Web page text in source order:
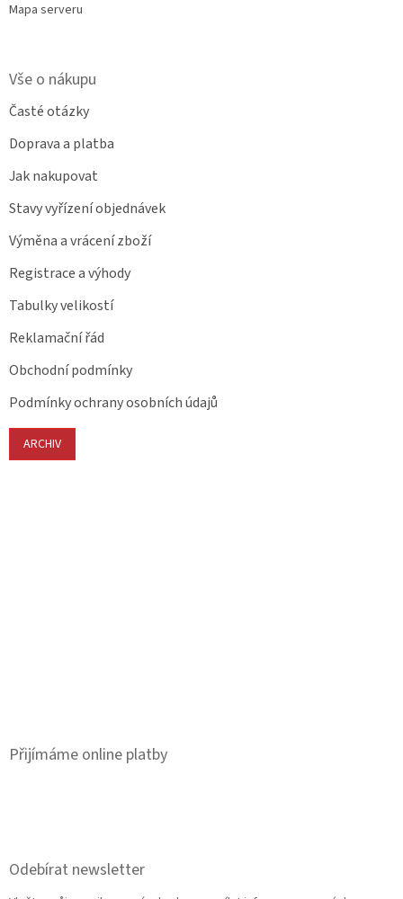
Mapa serveru
Vše o nákupu
Časté otázky
Doprava a platba
Jak nakupovat
Stavy vyřízení objednávek
Výměna a vrácení zboží
Registrace a výhody
Tabulky velikostí
Reklamační řád
Obchodní podmínky
Podmínky ochrany osobních údajů
ARCHIV
Přijímáme online platby
Odebírat newsletter